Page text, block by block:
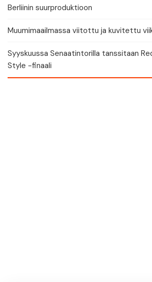
Berliinin suurproduktioon
Muumimaailmassa viitottu ja kuvitettu
Syyskuussa Senaatintorilla tanssitaan
Style -finaali